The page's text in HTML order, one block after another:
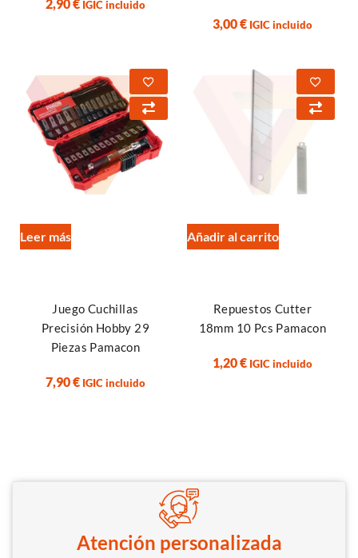
2,90€ IGIC incluido
3,00€ IGIC incluido
Leer más
Juego Cuchillas
Precisión Hobby 29
Piezas Pamacon
7,90€ IGIC incluido
Añadir al carrito
Repuestos Cutter
18mm 10 Pcs Pamacon
1,20€ IGIC incluido
Atención personalizada